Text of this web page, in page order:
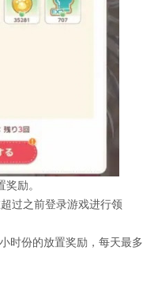
励。
过之前登录游戏进行领
时份的放置奖励，每天最多